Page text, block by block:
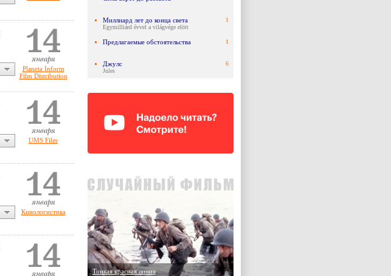
Planeta Inform
Film Distribution
UMS Film
Кинологистика
Миллиард лет до конца света
Egymilliárd évvel a világvége elött
1
Предлагаемые обстоятельства 1
Джулс
Jules
6
Тонкая красная линия